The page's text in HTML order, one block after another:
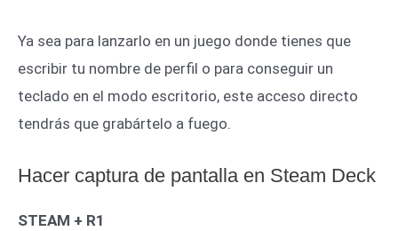
Ya sea para lanzarlo en un juego donde tienes que
escribir tu nombre de perfil o para conseguir un
teclado en el modo escritorio, este acceso directo
tendrás que grabártelo a fuego.
Hacer captura de pantalla en Steam Deck
STEAM + R1